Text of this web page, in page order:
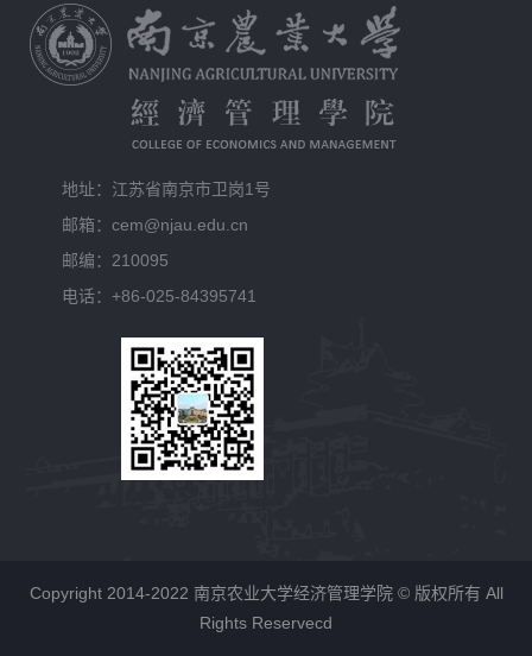
地址：江苏省南京市卫岗1号
邮箱：cem@njau.edu.cn
邮编：210095
电话：+86-025-84395741
Copyright 2014-2022 南京农业大学经济管理学院 © 版权所有 All
Rights Reservecd